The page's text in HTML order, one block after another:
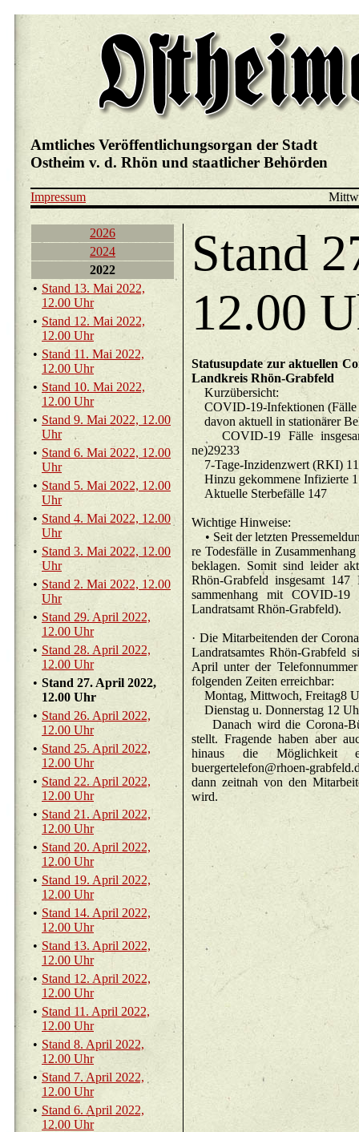
Amtliches Veröffentlichungsorgan der Stadt
Ostheim v. d. Rhön und staatlicher Behörden
Impressum
2026
2024
2022
• Stand 13. Mai 2022,
12.00 Uhr
• Stand 12. Mai 2022,
12.00 Uhr
• Stand 11. Mai 2022,
12.00 Uhr
• Stand 10. Mai 2022,
12.00 Uhr
• Stand 9. Mai 2022, 12.00
Uhr
• Stand 6. Mai 2022, 12.00
Uhr
• Stand 5. Mai 2022, 12.00
Uhr
• Stand 4. Mai 2022, 12.00
Uhr
• Stand 3. Mai 2022, 12.00
Uhr
• Stand 2. Mai 2022, 12.00
Uhr
• Stand 29. April 2022,
12.00 Uhr
• Stand 28. April 2022,
12.00 Uhr
• Stand 27. April 2022,
12.00 Uhr
• Stand 26. April 2022,
12.00 Uhr
• Stand 25. April 2022,
12.00 Uhr
• Stand 22. April 2022,
12.00 Uhr
• Stand 21. April 2022,
12.00 Uhr
• Stand 20. April 2022,
12.00 Uhr
• Stand 19. April 2022,
12.00 Uhr
• Stand 14. April 2022,
12.00 Uhr
• Stand 13. April 2022,
12.00 Uhr
• Stand 12. April 2022,
12.00 Uhr
• Stand 11. April 2022,
12.00 Uhr
• Stand 8. April 2022,
12.00 Uhr
• Stand 7. April 2022,
12.00 Uhr
• Stand 6. April 2022,
12.00 Uhr
Stand
12.00
Sta­tu­sup­date zur ak­tu­el­len
Land­kreis Rhön-Grab­feld
Kurz­über­sicht:
CO­VID-19 Fälle
ne)29233
7-Ta­ge-
Hinzu
Ak­tu­el­le Ster­be­fäl­le 147
Wich­ti­ge Hin­wei­se:
• Seit der letz­ten
re To­des­fäl­le in
be­kla­gen. Somit sind lei­der
Rhön-Grab­feld ins­ge­samt
sam­men­hang mit CO­VID-19
Land­rats­amt Rhön-Grab­feld).
· Die Mit­ar­bei­ten­den der
Land­rats­am­tes Rhön-Grab­feld
April unter der
fol­gen­den Zei­ten er­reich­bar:
Mon­tag, Mitt­woch, Frei­ta­g8
Diens­tag u.
Da­nach wird die Co­ro­na-
stellt. Fra­gen­de haben aber
hin­aus die Mög­lich­keit
buergertelefon@​rhoen-
dann zeit­nah von den
wird.